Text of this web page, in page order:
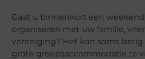
Gaat u binnenkort een
organiseren met uw familie,
vereniging? Het kan soms lastig
grote groepsaccommodatie te